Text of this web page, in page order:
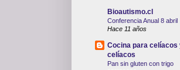
Bioautismo.cl
Conferencia Anual 8 abril
Hace 11 años
Cocina para celíacos
celíacos
Pan sin gluten con trigo